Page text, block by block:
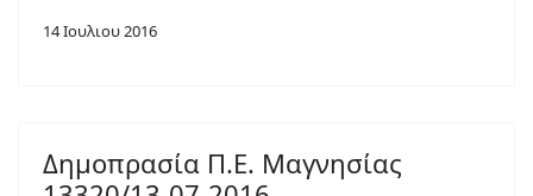
14 Ιουλιου 2016
Δημοπρασία Π.Ε. Μαγνησίας